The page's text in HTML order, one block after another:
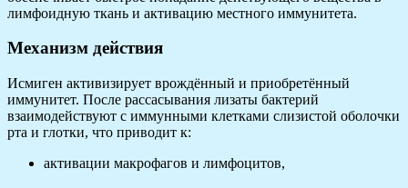
лимфоидную ткань и активацию местного иммунитета.
Механизм действия
Исмиген активизирует врождённый и приобретённый
иммунитет. После рассасывания лизаты бактерий
взаимодействуют с иммунными клетками слизистой оболочки
рта и глотки, что приводит к:
активации макрофагов и лимфоцитов,